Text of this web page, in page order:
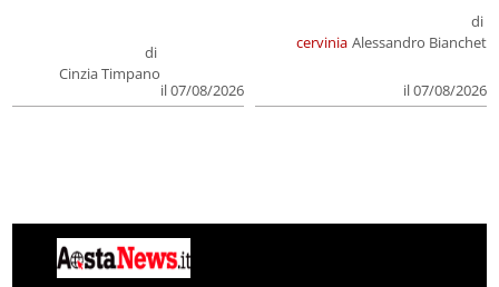
di
Cinzia Timpano
il 07/08/2026
cervinia
di
Alessandro Bianchet
il 07/08/2026